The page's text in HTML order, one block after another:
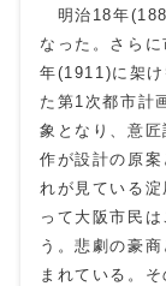
明治18年
なった。さら
年(1911)に架
た第1次都市計
象となり、意
作が設計の原
れが見ている
って大阪市民
う。悲劇の豪
まれている。